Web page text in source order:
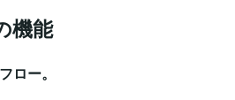
機能
ロー。